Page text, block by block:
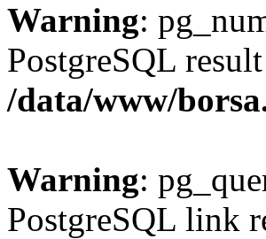
Warning:
PostgreSQL
/data/www/
Warning:
PostgreSQL link